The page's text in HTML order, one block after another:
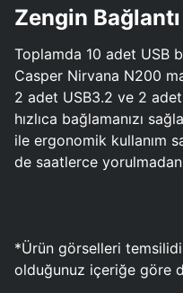
Zengin
Toplamda 10 adet USB
Casper Nirvana N200
2 adet USB3.2 ve 2 adet
hızlıca bağlamanızı
ile ergonomik kullanım
de saatlerce
*Ürün görselleri
olduğunuz içeriğe göre